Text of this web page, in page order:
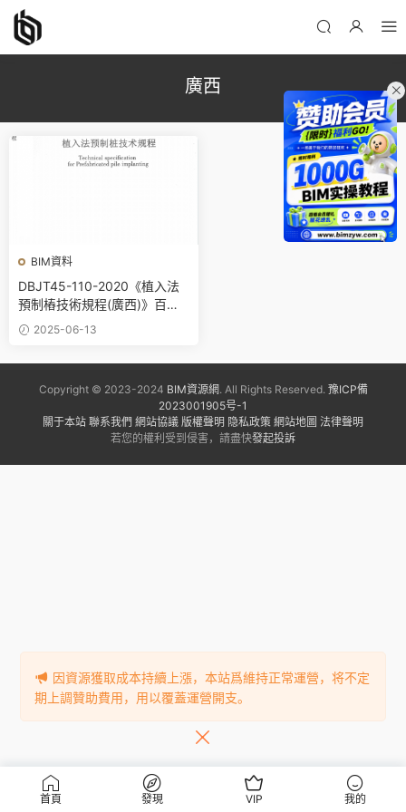
廣西
BIM資料
DBJT45-110-2020《植入法
預制樁技術規程(廣西)》百度
網盤PDF下載
2025-06-13
Copyright © 2023-2024 BIM資源網. All Rights Reserved. 豫ICP備
2023001905号-1
關于本站 聯系我們 網站協議 版權聲明 隐私政策 網站地圖 法律聲明
若您的權利受到侵害，請盡快發起投訴
首頁 發現 VIP 我的
因資源獲取成本持續上漲，本站爲維持正常運營，将不定
期上調贊助費用，用以覆蓋運營開支。